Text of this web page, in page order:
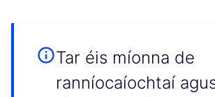
Tar éis míonna de
ranníocaíochtaí